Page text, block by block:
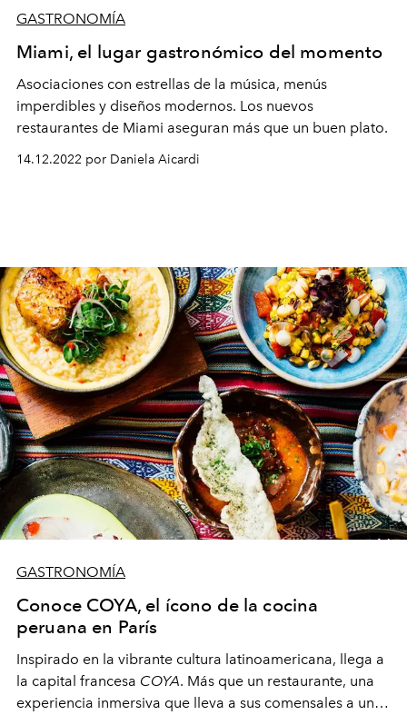
GASTRONOMÍA
Miami, el lugar gastronómico del momento
Asociaciones con estrellas de la música, menús
imperdibles y diseños modernos. Los nuevos
restaurantes de Miami aseguran más que un buen plato.
14.12.2022 por Daniela Aicardi
GASTRONOMÍA
Conoce COYA, el ícono de la cocina
peruana en París
Inspirado en la vibrante cultura latinoamericana, llega a
la capital francesa COYA. Más que un restaurante, una
experiencia inmersiva que lleva a sus comensales a un